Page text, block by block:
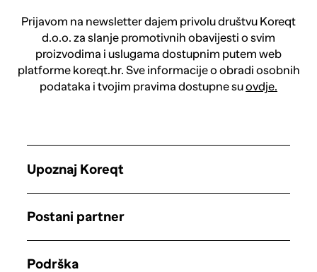
Prijavom na newsletter dajem privolu društvu Koreqt
d.o.o. za slanje promotivnih obavijesti o svim
proizvodima i uslugama dostupnim putem web
platforme koreqt.hr. Sve informacije o obradi osobnih
podataka i tvojim pravima dostupne suovdje.
Upoznaj Koreqt
Postani partner
Podrška